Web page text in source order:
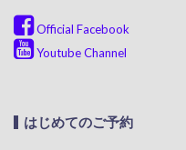
Official Facebook
Youtube Channel
はじめてのご予約